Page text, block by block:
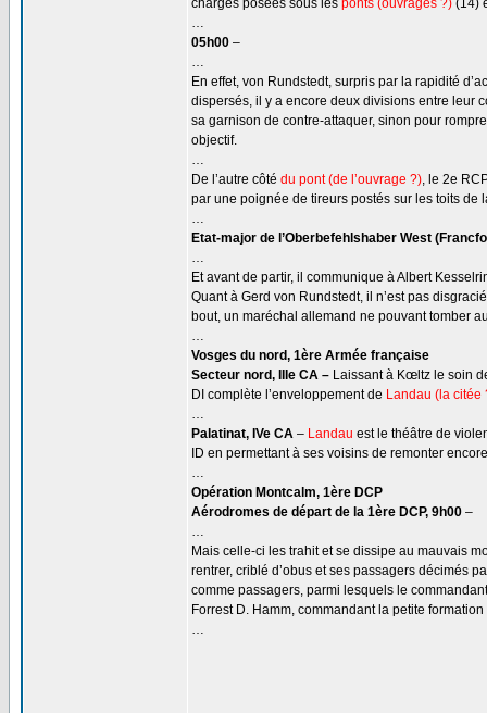
charges posées sous les ponts (ouvrages ?) (14)
…
05h00 –
…
En effet, von Rundstedt, surpris par la rapidité
dispersés, il y a encore deux divisions entre leur
sa garnison de contre-attaquer, sinon pour
objectif.
…
De l’autre côté du pont (de l’ouvrage ?), le 2e
par une poignée de tireurs postés sur les toits de
…
Etat-major de l’Oberbefehlshaber West
…
Et avant de partir, il communique à Albert
Quant à Gerd von Rundstedt, il n’est pas
bout, un maréchal allemand ne pouvant tomber
…
Vosges du nord, 1ère Armée française
Secteur nord, IIIe CA – Laissant à Kœltz le soin
DI complète l’enveloppement de Landau (la citée
…
Palatinat, IVe CA – Landau est le théâtre de
ID en permettant à ses voisins de remonter
…
Opération Montcalm, 1ère DCP
Aérodromes de départ de la 1ère DCP, 9h00 –
…
Mais celle-ci les trahit et se dissipe au mauvais
rentrer, criblé d’obus et ses passagers décimés
comme passagers, parmi lesquels le
Forrest D. Hamm, commandant la petite
…